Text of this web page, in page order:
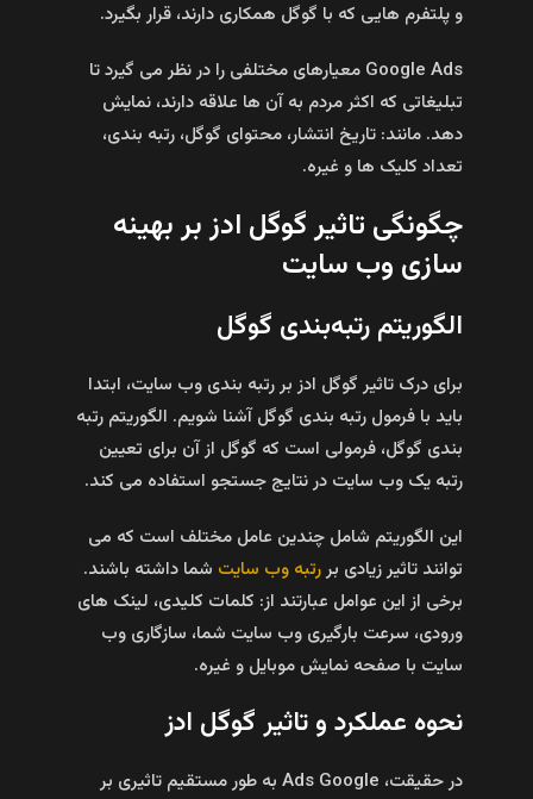
و پلتفرم‌ هایی که با گوگل همکاری دارند، قرار بگیرد.
Google Ads معیارهای مختلفی را در نظر می‌ گیرد تا
تبلیغاتی که اکثر مردم به آن‌ ها علاقه دارند، نمایش
دهد. مانند: تاریخ انتشار، محتوای گوگل، رتبه‌ بندی،
تعداد کلیک‌ ها و غیره.
چگونگی تاثیر گوگل ادز بر بهینه‌
سازی وب سایت
الگوریتم رتبه‌بندی گوگل
برای درک تاثیر گوگل ادز بر رتبه‌ بندی وب سایت، ابتدا
باید با فرمول رتبه‌ بندی گوگل آشنا شویم. الگوریتم رتبه‌
بندی گوگل، فرمولی است که گوگل از آن برای تعیین
رتبه یک وب سایت در نتایج جستجو استفاده می‌ کند.
این الگوریتم شامل چندین عامل مختلف است که می‌
توانند تاثیر زیادی بررتبه وب سایت شما داشته باشند.
برخی از این عوامل عبارتند از: کلمات کلیدی، لینک‌ های
ورودی، سرعت بارگیری وب سایت شما، سازگاری وب
سایت با صفحه نمایش موبایل و غیره.
نحوه عملکرد و تاثیر گوگل ادز
در حقیقت، Ads Google به طور مستقیم تاثیری بر